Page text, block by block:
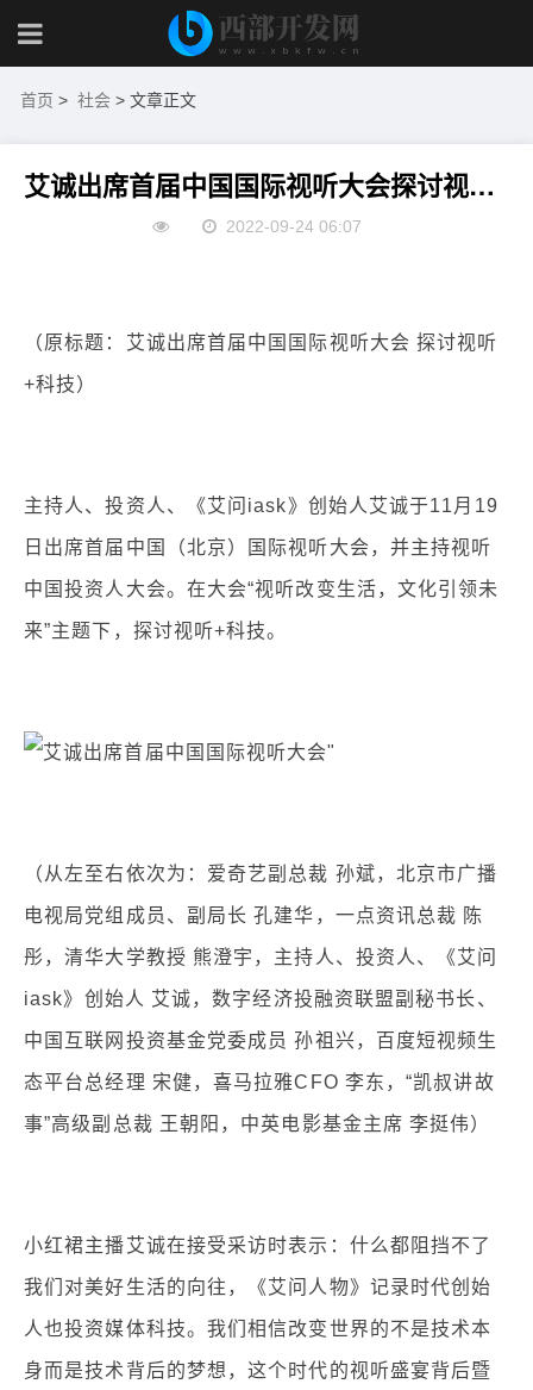
首页 > 社会 > 文章正文
艾诚出席首届中国国际视听大会探讨视听+科技
2022-09-24 06:07
（原标题：艾诚出席首届中国国际视听大会 探讨视听
+科技）
主持人、投资人、《艾问iask》创始人艾诚于11月19
日出席首届中国（北京）国际视听大会，并主持视听
中国投资人大会。在大会“视听改变生活，文化引领未
来”主题下，探讨视听+科技。
（从左至右依次为：爱奇艺副总裁 孙斌，北京市广播
电视局党组成员、副局长 孔建华，一点资讯总裁 陈
彤，清华大学教授 熊澄宇，主持人、投资人、《艾问
iask》创始人 艾诚，数字经济投融资联盟副秘书长、
中国互联网投资基金党委成员 孙祖兴，百度短视频生
态平台总经理 宋健，喜马拉雅CFO 李东，“凯叔讲故
事”高级副总裁 王朝阳，中英电影基金主席 李挺伟）
小红裙主播艾诚在接受采访时表示：什么都阻挡不了
我们对美好生活的向往，《艾问人物》记录时代创始
人也投资媒体科技。我们相信改变世界的不是技术本
身而是技术背后的梦想，这个时代的视听盛宴背后暨